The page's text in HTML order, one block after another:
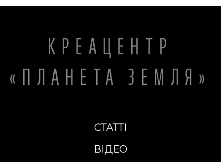
КРЕАЦЕНТР
«ПЛАНЕТА ЗЕМЛЯ»
СТАТТІ
ВІДЕО